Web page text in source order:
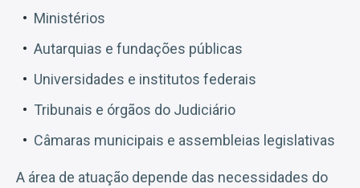
Ministérios
Autarquias e fundações públicas
Universidades e institutos federais
Tribunais e órgãos do Judiciário
Câmaras municipais e assembleias legislativas
A área de atuação depende das necessidades do